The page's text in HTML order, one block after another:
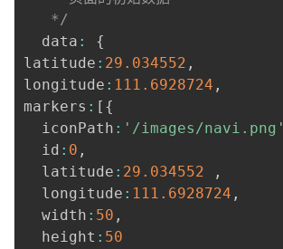
   */
  data
:
{
latitude : 29.034552 ,
longitude : 111.6928724 ,
markers : [ {
  iconPath
: '/images/navi.png'
  id
: 0 ,
  latitude
: 29.034552
,
  longitude
: 111.6928724 ,
  width
: 50 ,
  height
: 50